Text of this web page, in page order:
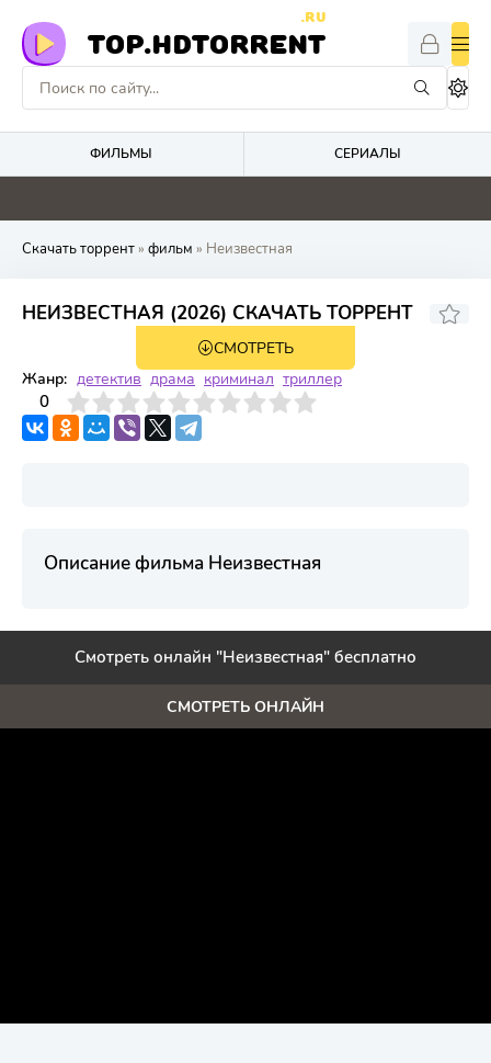
TOP.HDTORRENT
.RU
ФИЛЬМЫ СЕРИАЛЫ
5.9 0 0 2
Скачать торрент» фильм » Неизвестная
НЕИЗВЕСТНАЯ (2026) СКАЧАТЬ ТОРРЕНТ
СМОТРЕТЬ
Жанр: детектив драма криминал триллер
0
4 6 7 8 9 10
Описание фильма Неизвестная
Смотреть онлайн "Неизвестная" бесплатно
СМОТРЕТЬ ОНЛАЙН